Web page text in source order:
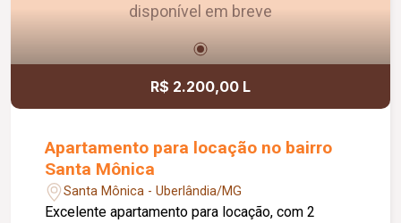
disponível em breve
R$ 2.200,00 L
Apartamento para locação no bairro
Santa Mônica
Santa Mônica - Uberlândia/MG
Excelente apartamento para locação, com 2